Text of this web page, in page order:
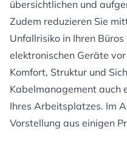
übersichtlichen und
Zudem reduzieren Sie
Unfallrisiko in Ihren
elektronischen Geräte
Komfort, Struktur und
Kabelmanagement auch
Ihres Arbeitsplatzes. Im
Vorstellung aus einigen